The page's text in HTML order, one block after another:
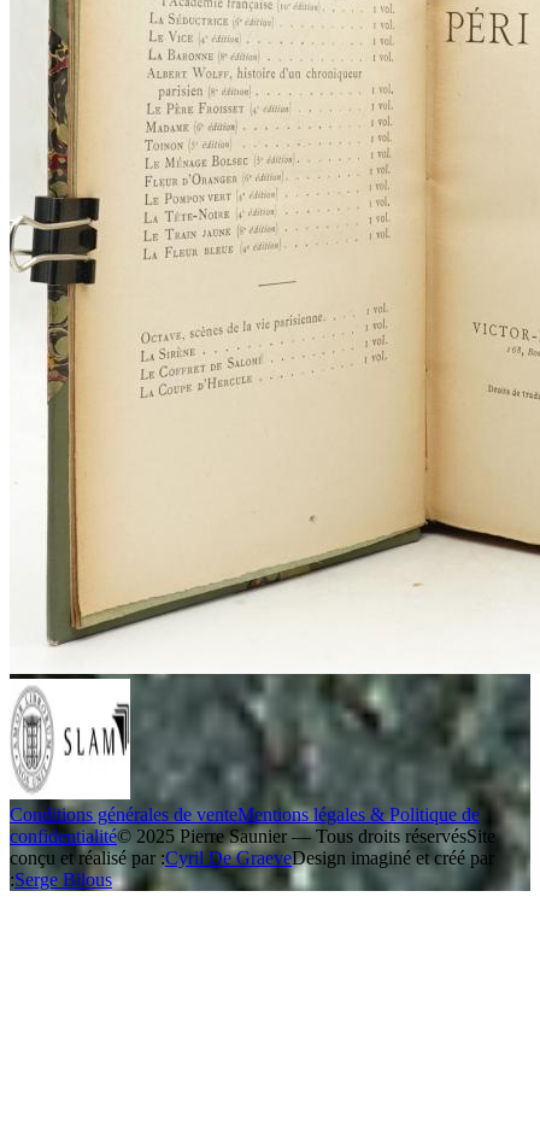
Conditions générales de venteMentions légales & Politique de
confidentialité© 2025 Pierre Saunier — Tous droits réservésSite
conçu et réalisé par :Cyril De GraeveDesign imaginé et créé par
:Serge Bilous